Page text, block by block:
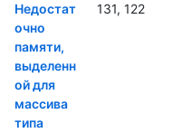
Недостат
очно
памяти,
выделенн
ой для
массива
типа
131, 122